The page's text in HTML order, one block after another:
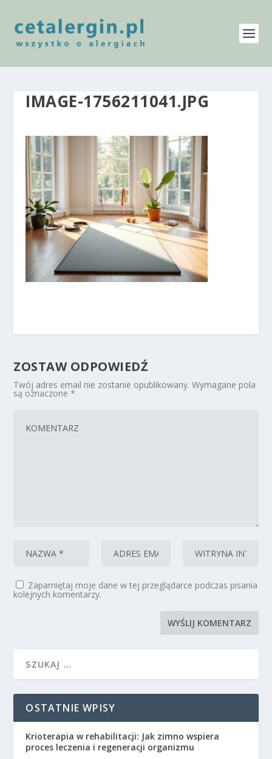
IMAGE-1756211041.JPG
ZOSTAW ODPOWIEDŹ
Twój adres email nie zostanie opublikowany. Wymagane pola
są oznaczone*
Zapamiętaj moje dane w tej przeglądarce podczas pisania
kolejnych komentarzy.
OSTATNIE WPISY
Krioterapia w rehabilitacji: Jak zimno wspiera
proces leczenia i regeneracji organizmu